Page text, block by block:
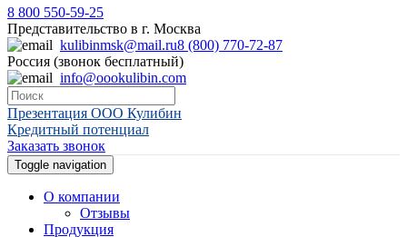
8 800 550-59-25
Представительство в г. Москва
kulibinmsk@mail.ru8 (800) 770-72-87
Россия (звонок бесплатный)
info@oookulibin.com
Презентация ООО Кулибин
Кредитный потенциал
Заказать звонок
Toggle navigation
О компании
Отзывы
Продукция